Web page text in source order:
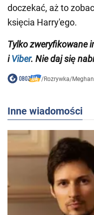
doczekać, aż to
księcia Harry'ego.
Tylkozweryfikowane
iViber. Nie daj się
/Rozrywka/
Inne wiadomości